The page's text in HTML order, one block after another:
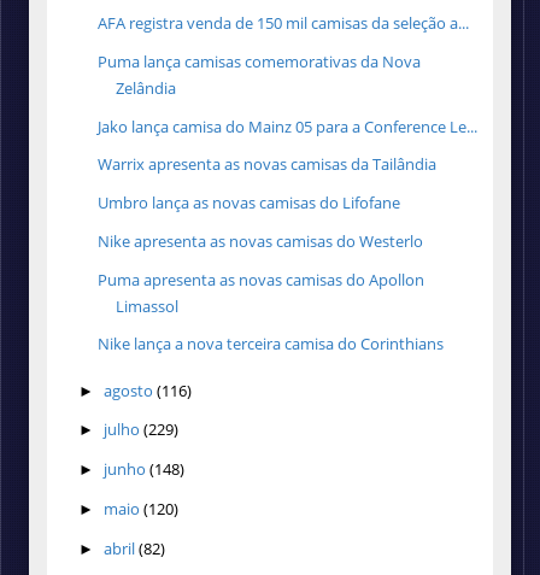
AFA registra venda de 150 mil camisas da seleção a...
Puma lança camisas comemorativas da Nova
Zelândia
Jako lança camisa do Mainz 05 para a Conference Le...
Warrix apresenta as novas camisas da Tailândia
Umbro lança as novas camisas do Lifofane
Nike apresenta as novas camisas do Westerlo
Puma apresenta as novas camisas do Apollon
Limassol
Nike lança a nova terceira camisa do Corinthians
► agosto (116)
► julho (229)
► junho (148)
► maio (120)
► abril(82)